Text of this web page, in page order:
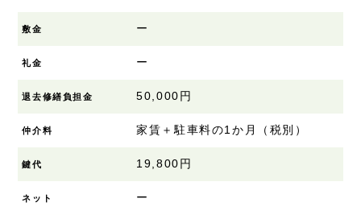
敷金 ー
礼金 ー
退去修繕負担金 50,000円
仲介料 家賃＋駐車料の1か月（税別）
鍵代 19,800円
ネット ー